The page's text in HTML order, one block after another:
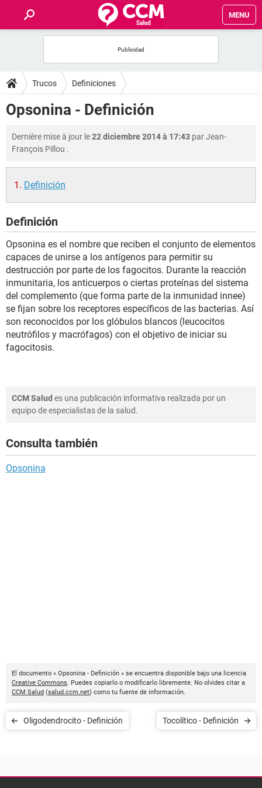
MENU
FORUMS
SALUD
FAMILIA
NUTRICIÓN
SEXUALIDAD
GLOSARIO
Trucos Definiciones
Opsonina - Definición
Dernière mise à jour le22 diciembre 2014 à 17:43 parJean-
François Pillou .
Definición
Definición
Opsonina es el nombre que reciben el conjunto de elementos
capaces de unirse a los antígenos para permitir su
destrucción por parte de los fagocitos. Durante la reacción
inmunitaria, los anticuerpos o ciertas proteínas del sistema
del complemento (que forma parte de la inmunidad innee)
se fijan sobre los receptores específicos de las bacterias. Así
son reconocidos por los glóbulos blancos (leucocitos
neutrófilos y macrófagos) con el objetivo de iniciar su
fagocitosis.
CCM Salud es una publicación informativa realizada por un
equipo de especialistas de la salud.
Consulta también
Opsonina
El documento « Opsonina - Definición » se encuentra disponible bajo una licencia
Creative Commons. Puedes copiarlo o modificarlo libremente. No olvides citar a
CCM Salud (salud.ccm.net) como tu fuente de información.
Oligodendrocito - Definición Tocolítico - Definición